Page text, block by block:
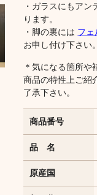
・ガラスにもア
ります。
・脚の裏には フェ
お申し付け下さい。
＊気になる箇所や
商品の特性上ご紹
了承下さい。
商品番号
品 名
原産国